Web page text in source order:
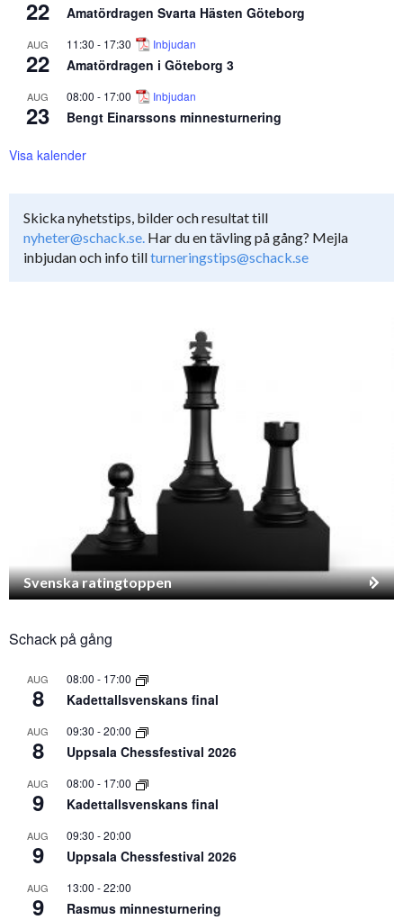
22 Amatördragen Svarta Hästen Göteborg
AUG
22
11:30 - 17:30 Inbjudan
Amatördragen i Göteborg 3
AUG
23
08:00 - 17:00 Inbjudan
Bengt Einarssons minnesturnering
Visa kalender
Skicka nyhetstips, bilder och resultat till
nyheter@schack.se. Har du en tävling på gång? Mejla
inbjudan och info tillturneringstips@schack.se
Svenska ratingtoppen
Schack på gång
AUG
8
08:00 - 17:00
Kadettallsvenskans final
AUG
8
09:30 -20:00
Uppsala Chessfestival 2026
AUG
9
08:00 - 17:00
Kadettallsvenskans final
AUG
9
09:30 -20:00
Uppsala Chessfestival 2026
AUG
9
13:00 -22:00
Rasmus minnesturnering